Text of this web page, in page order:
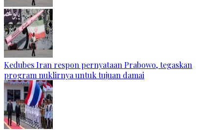
Kedubes Iran respon pernyataan Prabowo, tegaskan
program nuklirnya untuk tujuan damai